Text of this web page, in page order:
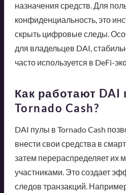
назначения средств. Для
конфиденциальность, это
скрыть цифровые следы.
для владельцев DAI,
часто используется в DeFi-
Как работают DAI
Tornado Cash?
DAI пулы в Tornado Cash
внести свои средства в
затем перераспределяет их
участниками. Это создает
следов транзакций.